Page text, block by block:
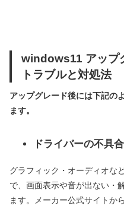
windows11 アップ
トラブルと対処法
アップグレード後には下記の
ます。
ドライバーの不具合
グラフィック・オーディオな
で、画面表示や音が出ない・
ます。メーカー公式サイトか